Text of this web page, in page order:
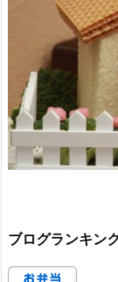
ブログランキン